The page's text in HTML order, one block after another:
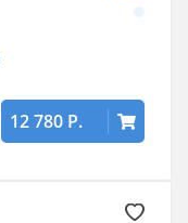
12 780 Р.